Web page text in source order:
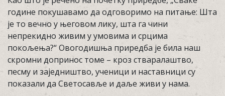
године покушавамо да одговоримо на питање: Шта
је то вечно у његовом лику, шта га чини
непрекидно живим у умовима и срцима
покољења?“ Овогодишња приредба је била наш
скромни допринос томе – кроз стваралаштво,
песму и заједништво, ученици и наставници су
показали да Светосавље и даље живи у нама.